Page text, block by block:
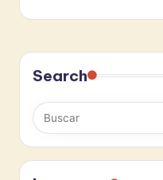
Search